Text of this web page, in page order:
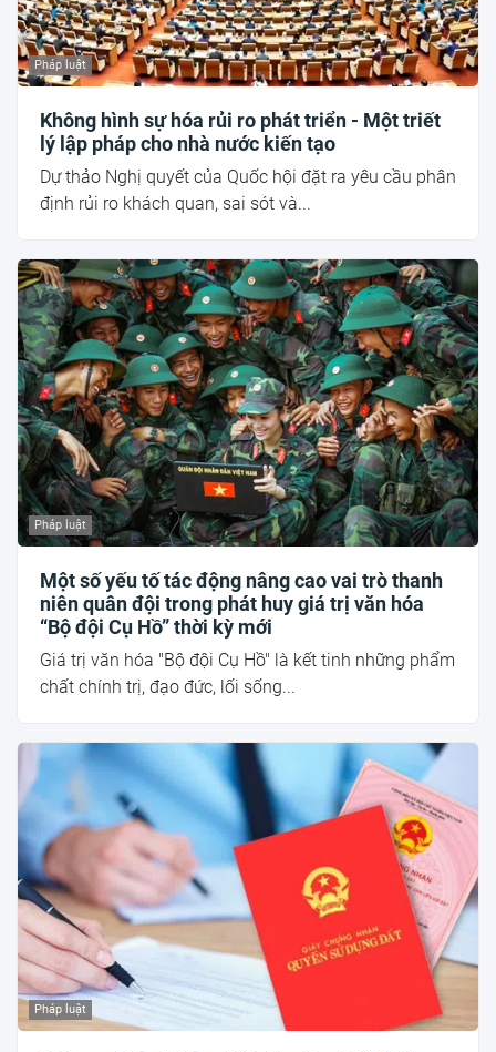
Pháp luật
Không hình sự hóa rủi ro phát triển - Một triết
lý lập pháp cho nhà nước kiến tạo
Dự thảo Nghị quyết của Quốc hội đặt ra yêu cầu phân
định rủi ro khách quan, sai sót và...
Pháp luật
Một số yếu tố tác động nâng cao vai trò thanh
niên quân đội trong phát huy giá trị văn hóa
“Bộ đội Cụ Hồ” thời kỳ mới
Giá trị văn hóa "Bộ đội Cụ Hồ" là kết tinh những phẩm
chất chính trị, đạo đức, lối sống...
Pháp luật